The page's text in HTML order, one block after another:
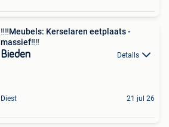
‼️‼️Meubels: Kerselaren eetplaats -
massief‼️‼️
Bieden Details
Diest 21 jul 26